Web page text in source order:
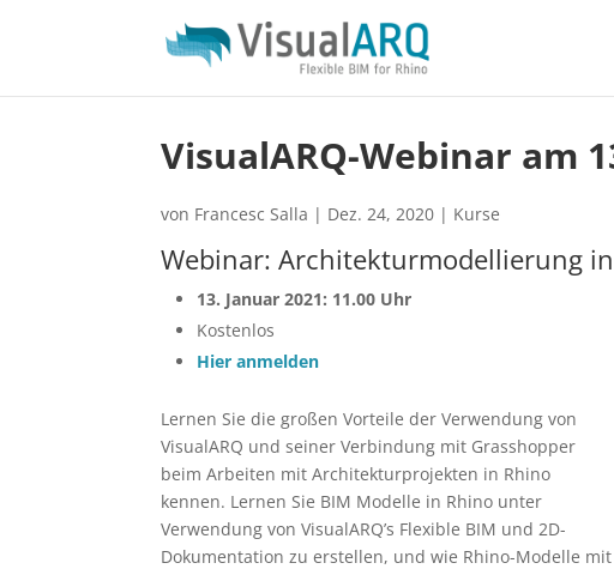
VisualARQ-Webinar am
von Francesc Salla | Dez. 24, 2020 | Kurse
Webinar: Architekturmodellierung
13. Januar 2021: 11.00 Uhr
Kostenlos
Hier anmelden
Lernen Sie die großen Vorteile der Verwendung von
VisualARQ und seiner Verbindung mit Grasshopper
beim Arbeiten mit Architekturprojekten in Rhino
kennen. Lernen Sie BIM Modelle in Rhino unter
Verwendung von VisualARQ’s Flexible BIM und 2D-
Dokumentation zu erstellen, und wie Rhino-Modelle mit